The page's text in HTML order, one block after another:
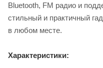
Bluetooth, FM радио и
стильный и практичный
в любом месте.
Характеристики: